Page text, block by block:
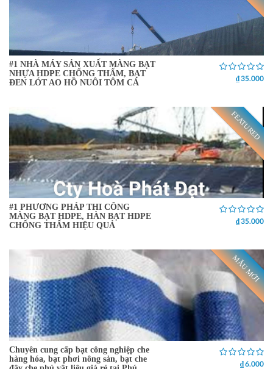
#1 NHÀ MÁY SẢN XUẤT MÀNG BẠT
NHỰA HDPE CHỐNG THẤM, BẠT
ĐEN LÓT AO HỒ NUÔI TÔM CÁ
₫ 35.000
FEATURED
#1 PHƯƠNG PHÁP THI CÔNG
MÀNG BẠT HDPE, HÀN BẠT HDPE
CHỐNG THẤM HIỆU QUẢ
₫ 35.000
MẪU MỚI
Chuyên cung cấp bạt công nghiệp che
hàng hóa, bạt phơi nông sản, bạt che
₫ 6.000